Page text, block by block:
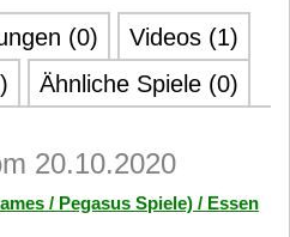
(0)
Videos (1)
Ähnliche Spiele (0)
20.10.2020
/ Pegasus Spiele) / Essen